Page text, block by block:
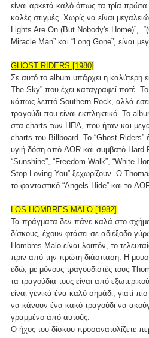
είναι αρκετά καλό όπως τα τρία πρώτα
καλές στιγμές. Χωρίς να είναι
Lights Are On (But Nobody's Home)”,
Miracle Man” και “Long Gone”, είναι
GHOST RIDERS [1980]
Σε αυτό το album υπάρχει η καλύτερη
The Sky” που έχει καταγραφεί ποτέ.
κάπως λεπτό Southern Rock, αλλά
τραγούδι που είναι εκπληκτικό. Το
στα charts των ΗΠΑ, που ήταν και
charts του Billboard. Το “Ghost Riders”
υγιή δόση από AOR και συμβατό Hard
“Sunshine”, “Freedom Walk”, “White
Stop Loving You” ξεχωρίζουν. Ο
το φανταστικό “Angels Hide” και το
LOS HOMBRES MALO [1982]
Τα πράγματα δεν πάνε καλά στο σχήμα
δίσκους, έχουν φτάσει σε αδιέξοδο
Hombres Malo είναι λοιπόν, το
πριν από την πρώτη διάσπαση. Η
εδώ, με μόνους τραγουδιστές τους
τα τραγούδια τους είναι από
είναι γενικά ένα καλό σημάδι, γιατί
να κάνουν ένα κακό τραγούδι να
γραμμένο από αυτούς.
Ο ήχος του δίσκου προσανατολίζετε